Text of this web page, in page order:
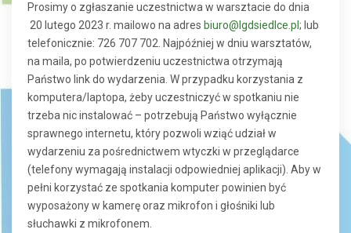
Prosimy o zgłaszanie uczestnictwa w warsztacie do dnia
20 lutego 2023 r. mailowo na adres biuro@lgdsiedlce.pl ; lub
telefonicznie: 726 707 702. Najpóźniej w dniu warsztatów,
na maila, po potwierdzeniu uczestnictwa otrzymają
Państwo link do wydarzenia. W przypadku korzystania z
komputera/laptopa, żeby uczestniczyć w spotkaniu nie
trzeba nic instalować – potrzebują Państwo wyłącznie
sprawnego internetu, który pozwoli wziąć udział w
wydarzeniu za pośrednictwem wtyczki w przeglądarce
(telefony wymagają instalacji odpowiedniej aplikacji). Aby w
pełni korzystać ze spotkania komputer powinien być
wyposażony w kamerę oraz mikrofon i głośniki lub
słuchawki z mikrofonem.